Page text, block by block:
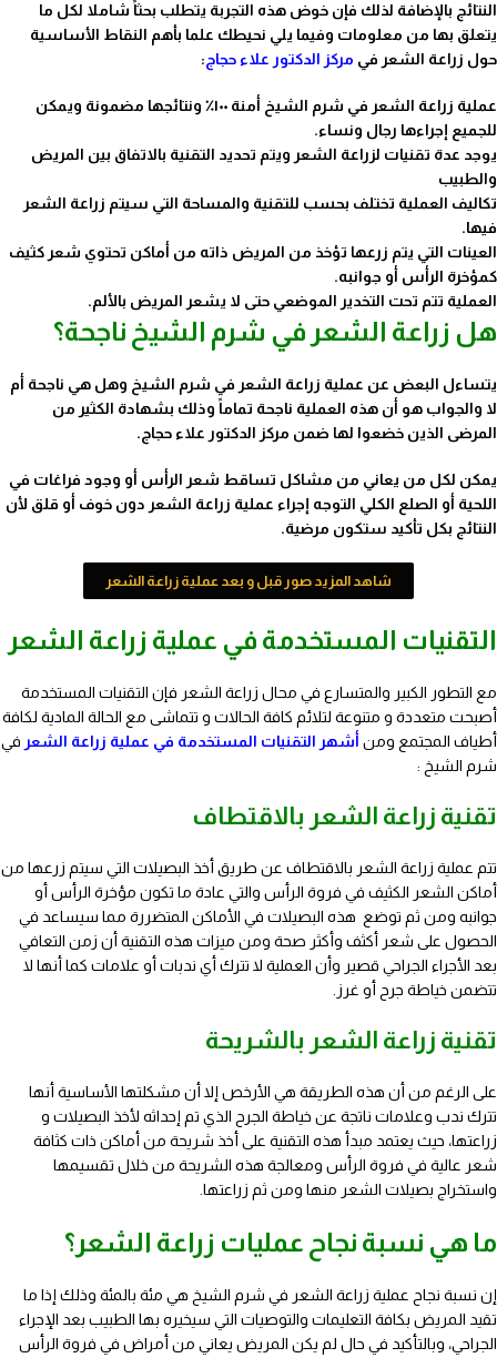
النتائج بالإضافة لذلك فإن خوض هذه التجربة يتطلب بحثاً شاملا لكل ما
يتعلق بها من معلومات وفيما يلي نحيطك علما بأهم النقاط الأساسية
حول زراعة الشعر في مركز الدكتور علاء حجاج:
عملية زراعة الشعر في شرم الشيخ أمنة ١٠٠٪ ونتائجها مضمونة ويمكن
للجميع إجراءها رجال ونساء.
يوجد عدة تقنيات لزراعة الشعر ويتم تحديد التقنية بالاتفاق بين المريض
والطبيب
تكاليف العملية تختلف بحسب للتقنية والمساحة التي سيتم زراعة الشعر
فيها.
العينات التي يتم زرعها تؤخذ من المريض ذاته من أماكن تحتوي شعر كثيف
كمؤخرة الرأس أو جوانبه.
العملية تتم تحت التخدير الموضعي حتى لا يشعر المريض بالألم.
هل زراعة الشعر في شرم الشيخ ناجحة؟
يتساءل البعض عن عملية زراعة الشعر في شرم الشيخ وهل هي ناجحة أم
لا والجواب هو أن هذه العملية ناجحة تماماً وذلك بشهادة الكثير من
المرضى الذين خضعوا لها ضمن مركز الدكتور علاء حجاج.
يمكن لكل من يعاني من مشاكل تساقط شعر الرأس أو وجود فراغات في
اللحية أو الصلع الكلي التوجه إجراء عملية زراعة الشعر دون خوف أو قلق لأن
النتائج بكل تأكيد ستكون مرضية.
شاهد المزيد صور قبل و بعد عملية زراعة الشعر
التقنيات المستخدمة في عملية زراعة الشعر
مع التطور الكبير والمتسارع في محال زراعة الشعر فإن التقنيات المستخدمة
أصبحت متعددة و متنوعة لتلائم كافة الحالات و تتماشى مع الحالة المادية لكافة
أطياف المجتمع ومن أشهر التقنيات المستخدمة في عملية زراعة الشعر في
شرم الشيخ :
تقنية زراعة الشعر بالاقتطاف
تتم عملية زراعة الشعر بالاقتطاف عن طريق أخذ البصيلات التي سيتم زرعها من
أماكن الشعر الكثيف في فروة الرأس والتي عادة ما تكون مؤخرة الرأس أو
جوانبه ومن ثم توضع هذه البصيلات في الأماكن المتضررة مما سيساعد في
الحصول على شعر أكثف وأكثر صحة ومن ميزات هذه التقنية أن زمن التعافي
بعد الأجراء الجراحي قصير وأن العملية لا تترك أي ندبات أو علامات كما أنها لا
تتضمن خياطة جرح أو غرز.
تقنية زراعة الشعر بالشريحة
على الرغم من أن هذه الطريقة هي الأرخص إلا أن مشكلتها الأساسية أنها
تترك ندب وعلامات ناتجة عن خياطة الجرح الذي تم إحداثه لأخذ البصيلات و
زراعتها، حيث يعتمد مبدأ هذه التقنية على أخذ شريحة من أماكن ذات كثافة
شعر عالية في فروة الرأس ومعالجة هذه الشريحة من خلال تقسيمها
واستخراج بصيلات الشعر منها ومن ثم زراعتها.
ما هي نسبة نجاح عمليات زراعة الشعر؟
إن نسبة نجاح عملية زراعة الشعر في شرم الشيخ هي مئة بالمئة وذلك إذا ما
تقيد المريض بكافة التعليمات والتوصيات التي سيخيره بها الطبيب بعد الإجراء
الجراحي، وبالتأكيد في حال لم يكن المريض يعاني من أمراض في فروة الرأس